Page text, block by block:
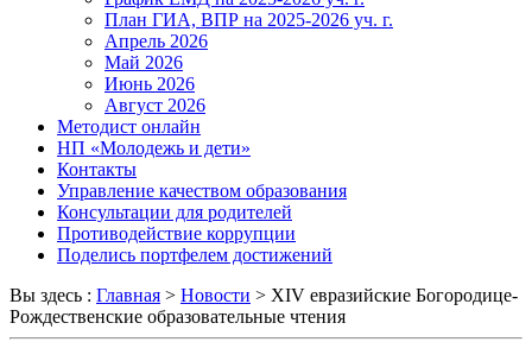
План ГИА, ВПР на 2025-2026 уч. г.
Апрель 2026
Май 2026
Июнь 2026
Август 2026
Методист онлайн
НП «Молодежь и дети»
Контакты
Управление качеством образования
Консультации для родителей
Противодействие коррупции
Поделись портфелем достижений
Вы здесь : Главная > Новости > ХIV евразийские Богородице-
Рождественские образовательные чтения